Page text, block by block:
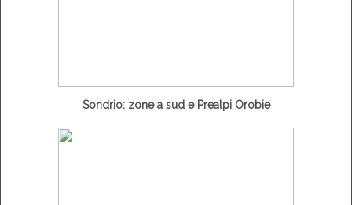
Sondrio: zone a sud e Prealpi Orobie